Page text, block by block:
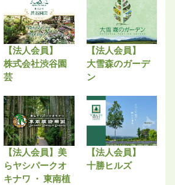
【法人会員】
株式会社渋谷園
芸
【法人会員】
大雪森のガーデ
ン
【法人会員】美
らヤシパークオ
キナワ ・ 東南植
【法人会員】
十勝ヒルズ